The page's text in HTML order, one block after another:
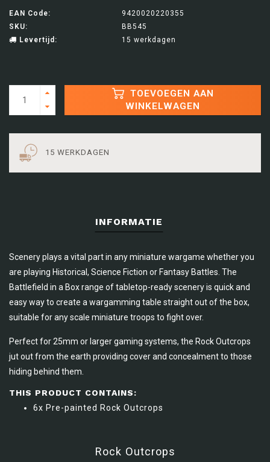
EAN Code:
9420020220355
SKU:
BB545
Levertijd:
15 werkdagen
TOEVOEGEN AAN
WINKELWAGEN
15 WERKDAGEN
INFORMATIE
Scenery plays a vital part in any miniature wargame whether you
are playing Historical, Science Fiction or Fantasy Battles. The
Battlefield in a Box range of tabletop-ready scenery is quick and
easy way to create a wargamming table straight out of the box,
suitable for any scale miniature troops to fight over.
Perfect for 25mm or larger gaming systems, the Rock Outcrops
jut out from the earth providing cover and concealment to those
hiding behind them.
THIS PRODUCT CONTAINS:
6x Pre-painted Rock Outcrops
Rock Outcrops